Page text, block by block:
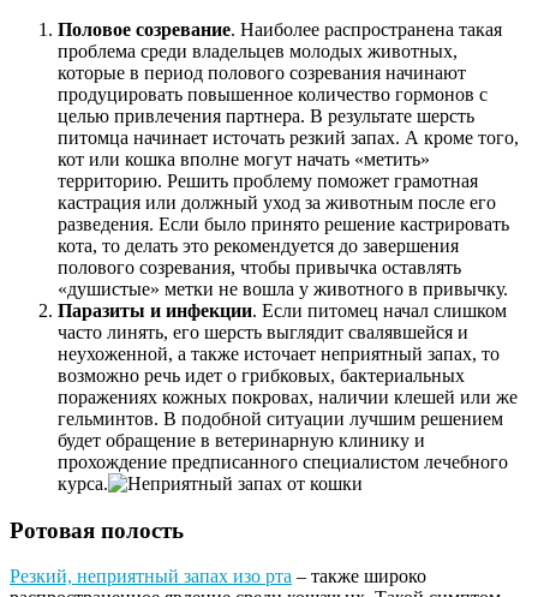
Половое созревание. Наиболее распространена такая
проблема среди владельцев молодых животных,
которые в период полового созревания начинают
продуцировать повышенное количество гормонов с
целью привлечения партнера. В результате шерсть
питомца начинает источать резкий запах. А кроме того,
кот или кошка вполне могут начать «метить»
территорию. Решить проблему поможет грамотная
кастрация или должный уход за животным после его
разведения. Если было принято решение кастрировать
кота, то делать это рекомендуется до завершения
полового созревания, чтобы привычка оставлять
«душистые» метки не вошла у животного в привычку.
Паразиты и инфекции. Если питомец начал слишком
часто линять, его шерсть выглядит свалявшейся и
неухоженной, а также источает неприятный запах, то
возможно речь идет о грибковых, бактериальных
поражениях кожных покровах, наличии клешей или же
гельминтов. В подобной ситуации лучшим решением
будет обращение в ветеринарную клинику и
прохождение предписанного специалистом лечебного
курса.
Ротовая полость
Резкий, неприятный запах изо рта – также широко